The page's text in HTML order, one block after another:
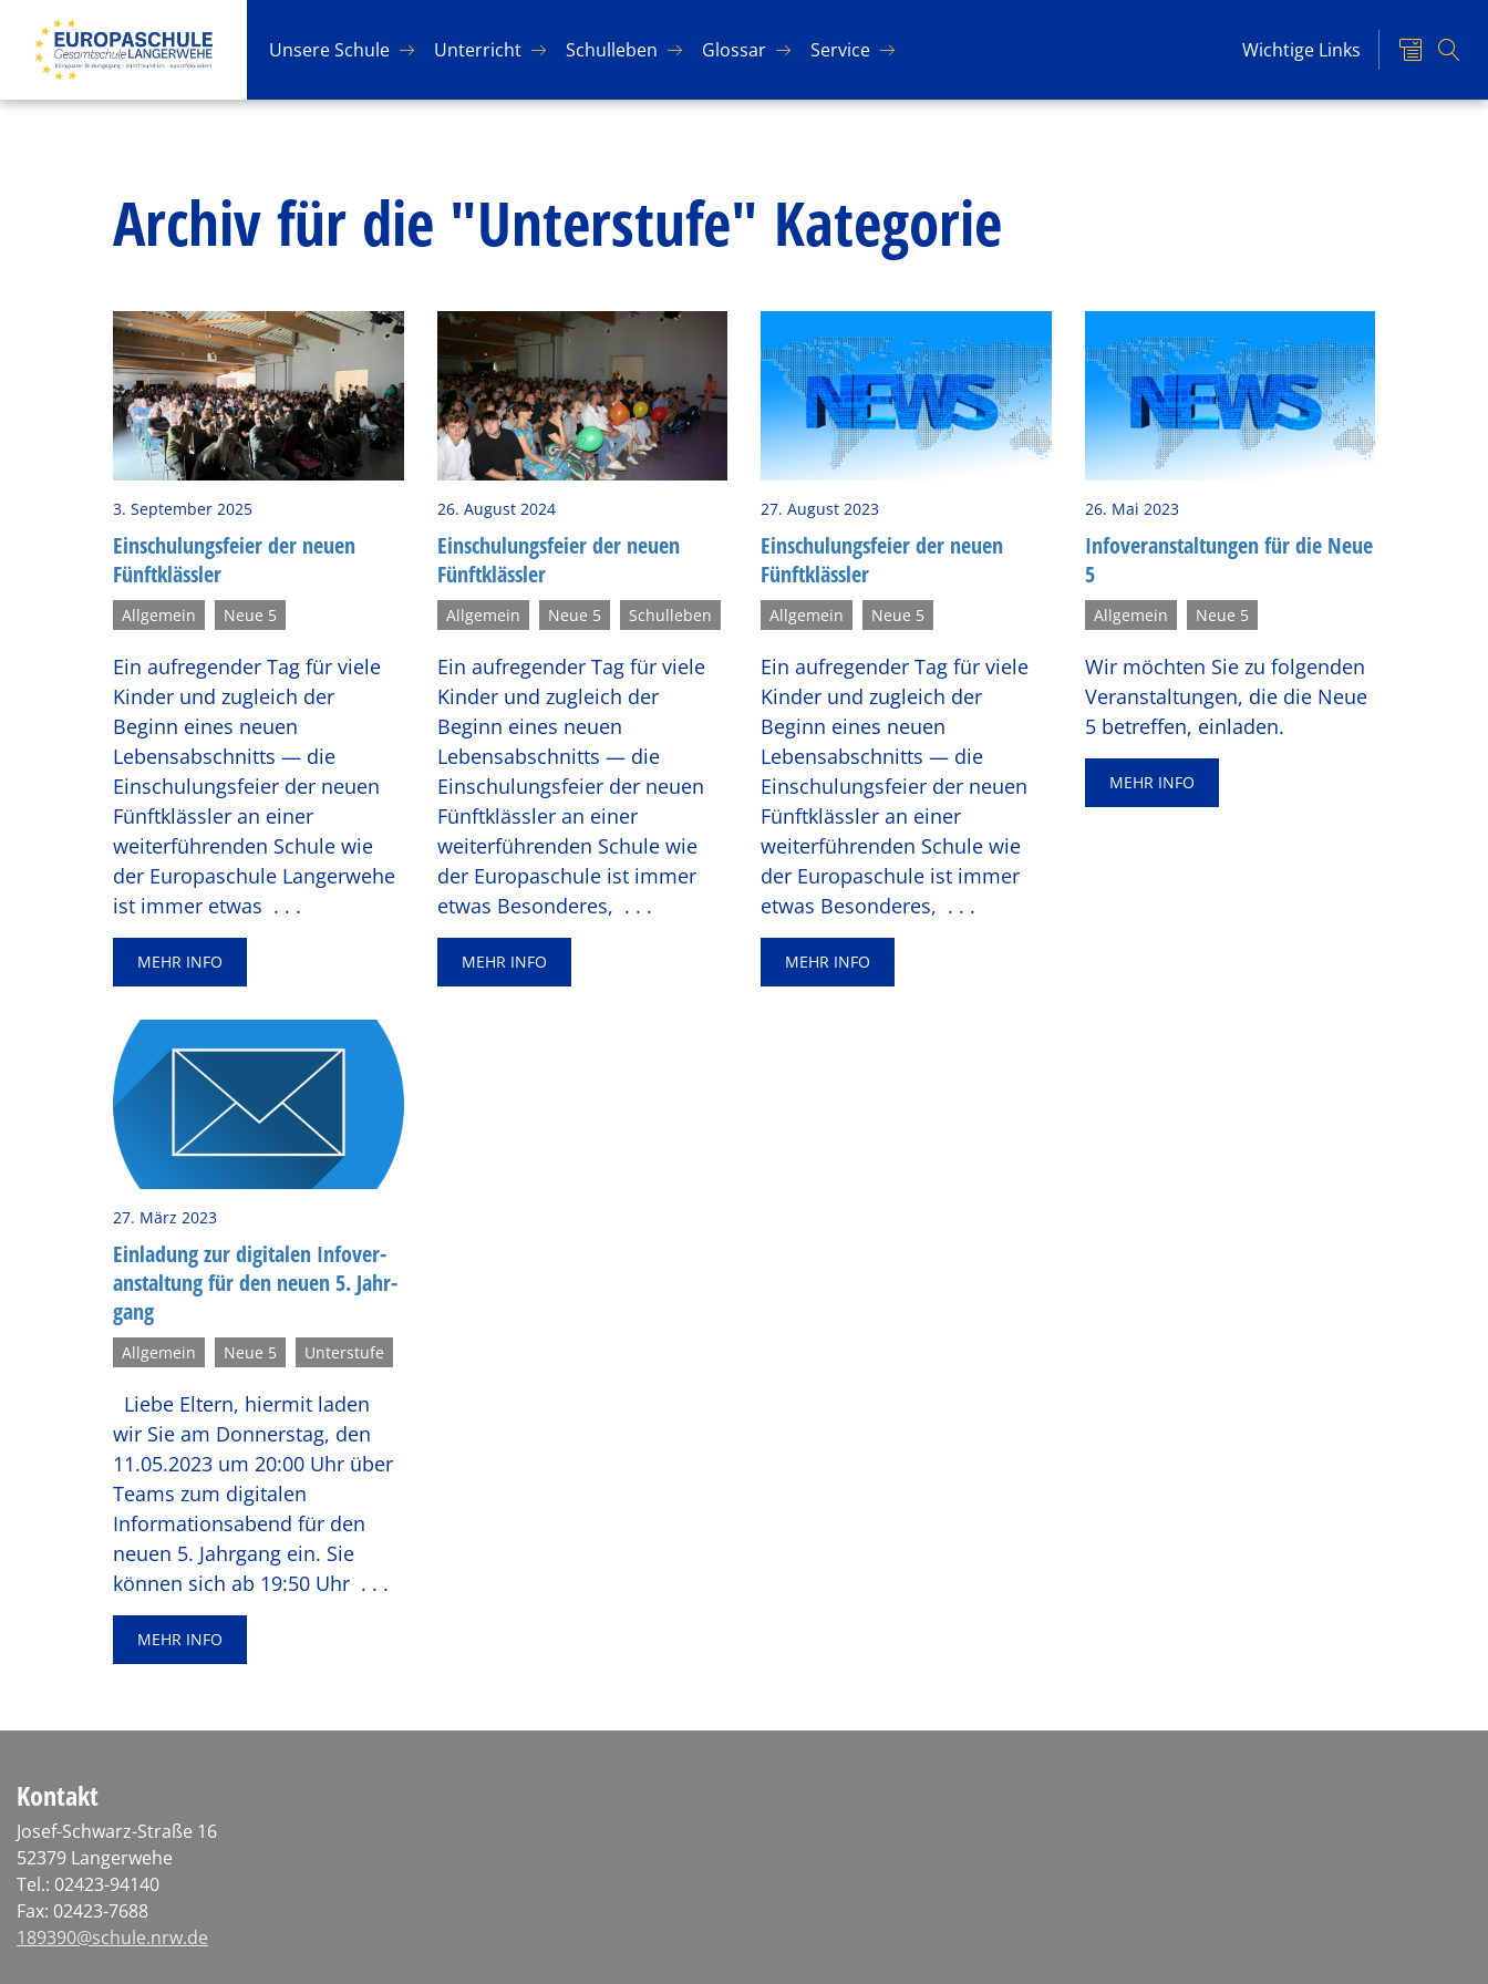
Un­se­re Schu­le Un­ter­richt Schul­le­ben Glos­sar Ser­vice Wichtige Links
Archiv für die "Unterstufe" Kategorie
3. September 2025
Ein­schu­lungs­fei­er der neuen
Fünft­kläss­ler
Allgemein Neue 5
Ein aufregender Tag für viele
Kinder und zugleich der
Beginn eines neuen
Lebensabschnitts — die
Einschulungsfeier der neuen
Fünftklässler an einer
weiterführenden Schule wie
der Europaschule Langerwehe
ist immer etwas . . .
MEHR INFO
26. August 2024
Ein­schu­lungs­fei­er der neuen
Fünft­kläss­ler
Allgemein Neue 5 Schulleben
Ein aufregender Tag für viele
Kinder und zugleich der
Beginn eines neuen
Lebensabschnitts — die
Einschulungsfeier der neuen
Fünftklässler an einer
weiterführenden Schule wie
der Europaschule ist immer
etwas Besonderes, . . .
MEHR INFO
27. August 2023
Ein­schu­lungs­fei­er der neuen
Fünft­kläss­ler
Allgemein Neue 5
Ein aufregender Tag für viele
Kinder und zugleich der
Beginn eines neuen
Lebensabschnitts — die
Einschulungsfeier der neuen
Fünftklässler an einer
weiterführenden Schule wie
der Europaschule ist immer
etwas Besonderes, . . .
MEHR INFO
26. Mai 2023
In­fo­ver­an­stal­tun­gen für die Neue
5
Allgemein Neue 5
Wir möchten Sie zu folgenden
Veranstaltungen, die die Neue
5 betreffen, einladen.
MEHR INFO
27. März 2023
Ein­la­dung zur di­gi­ta­len In­fo­ver­
an­stal­tung für den neuen 5. Jahr­
gang
Allgemein Neue 5 Unterstufe
Liebe Eltern, hiermit laden
wir Sie am Donnerstag, den
11.05.2023 um 20:00 Uhr über
Teams zum digitalen
Informationsabend für den
neuen 5. Jahrgang ein. Sie
können sich ab 19:50 Uhr . . .
MEHR INFO
Kontakt
Josef-Schwarz-Straße 16
52379 Langerwehe
Tel.: 02423-94140
Fax: 02423-7688
189390@schule.nrw.de